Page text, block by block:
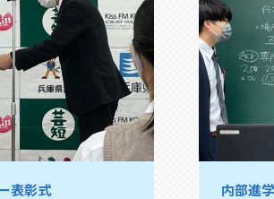
表彰式 内部進